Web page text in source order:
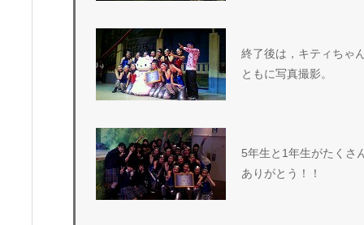
終了後は，キティちゃ
ともに写真撮影。
5年生と1年生がたくさ
ありがとう！！